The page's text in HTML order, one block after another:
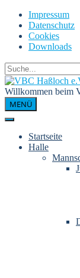
Skip
content
Impressum
Datenschutz
Cookies
Downloads
Willkommen beim
MENÜ
Startseite
Halle